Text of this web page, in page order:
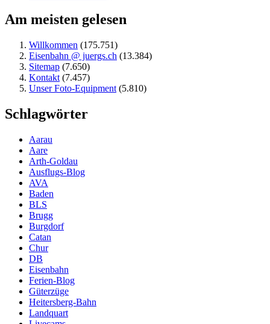
Am meisten gelesen
Willkommen (175.751)
Eisenbahn @ juergs.ch (13.384)
Sitemap (7.650)
Kontakt (7.457)
Unser Foto-Equipment (5.810)
Schlagwörter
Aarau
Aare
Arth-Goldau
Ausflugs-Blog
AVA
Baden
BLS
Brugg
Burgdorf
Catan
Chur
DB
Eisenbahn
Ferien-Blog
Güterzüge
Heitersberg-Bahn
Landquart